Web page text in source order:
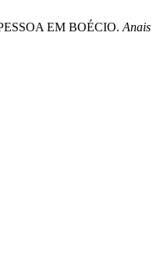
EM BOÉCIO.